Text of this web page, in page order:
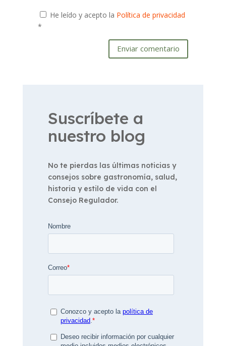
He leído y acepto la Política de privacidad
*
Enviar comentario
Suscríbete a
nuestro blog
No te pierdas las últimas noticias y
consejos sobre gastronomía, salud,
historia y estilo de vida con el
Consejo Regulador.